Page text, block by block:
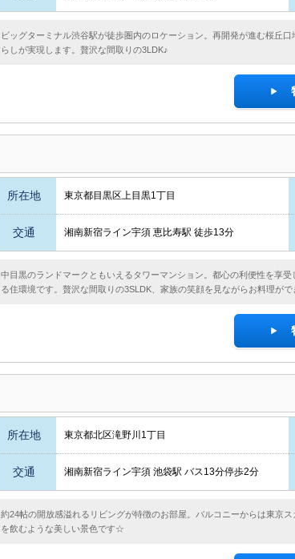
ビッグターミナル渋谷駅が徒歩圏内のロケーション。再開発が進む桜丘
らしが実現します。贅沢な間取りの3LDK♪
所在地 東京都目黒区上目黒1丁目
交通 湘南新宿ライン宇須 恵比寿駅 徒歩13分
中目黒のランドマークともいえるタワーマンション。都心の利便性を享
る住環境です。贅沢な間取りの3SLDK、家族の笑顔を見ながらお料理が
所在地 東京都北区滝野川1丁目
交通 湘南新宿ライン宇須 池袋駅 バス13分停歩2分
約24帖の開放感溢れるリビングが特徴のお部屋。バルコニーからは東京
を飲むような美しい景色です☆